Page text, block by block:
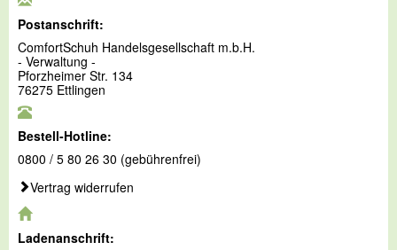
Postanschrift:
ComfortSchuh Handelsgesellschaft m.b.H.
- Verwaltung -
Pforzheimer Str. 134
76275 Ettlingen
Bestell-Hotline:
0800 / 5 80 26 30 (gebührenfrei)
Vertrag widerrufen
Ladenanschrift: